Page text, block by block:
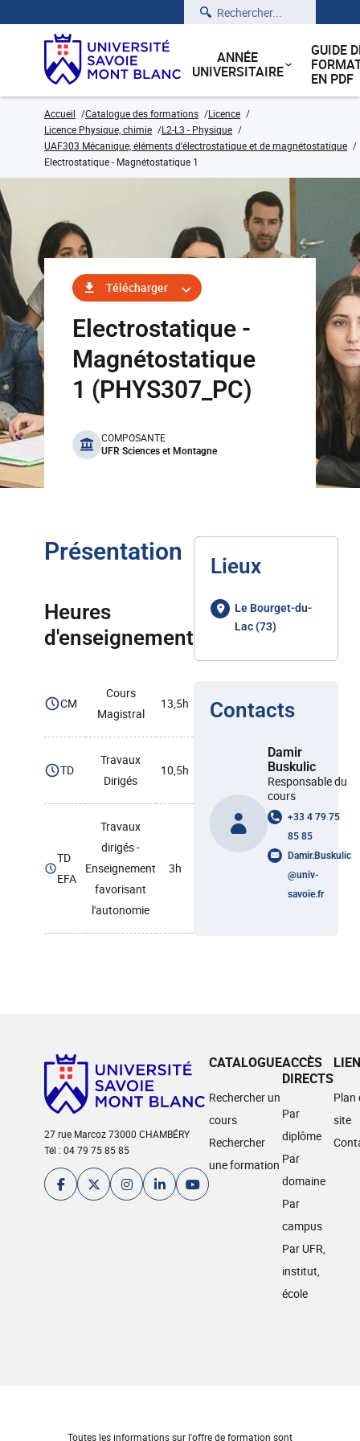
Rechercher
ANNÉE
UNIVERSITAIRE
GUIDE
EN PDF
Accueil Catalogue des formations
Licence
Licence Physique, chimie
L2-L3 - Physique
UAF303 Mécanique, éléments d'électrostatique et de magnétostatique
Electrostatique - Magnétostatique 1
Télécharger
Electrostatique -
Magnétostatique
1 (PHYS307_PC)
benefits
COMPOSANTE
UFR Sciences et Montagne
Présentation
Heures
d'enseignement
CM
Cours
Magistral
13,5h
TD
Travaux
Dirigés
10,5h
TD
EFA
Travaux
dirigés -
Enseignement
favorisant
l'autonomie
3h
Lieux
Le Bourget-du-
Lac (73)
Contacts
Damir
Buskulic
Responsable du
cours
+33 4 79 75
85 85
Damir.Buskulic
@univ-
savoie.fr
27 rue Marcoz 73000 CHAMBÉRY
Tél : 04 79 75 85 85
CATALOGUE
Rechercher un
cours
Rechercher
une formation
ACCÈS
DIRECTS
Par
diplôme
Par
domaine
Par
campus
Par UFR,
institut,
école
Plan
site
Toutes les informations sur l'offre de formation sont